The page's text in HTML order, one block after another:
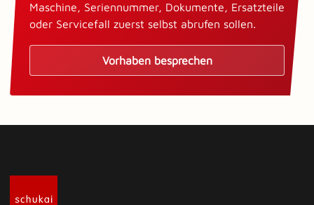
Maschine, Seriennummer, Dokumente, Ersatzteile
oder Servicefall zuerst selbst abrufen sollen.
Vorhaben besprechen